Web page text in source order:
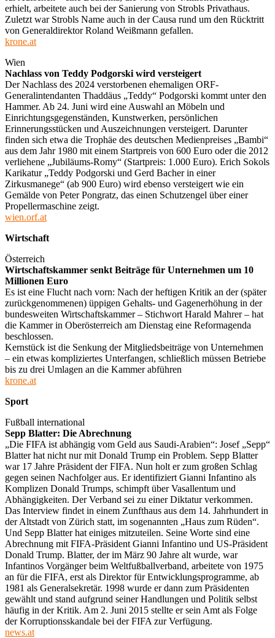
erhielt, arbeitete auch bei der Sanierung von Strobls Privathaus.
Zuletzt war Strobls Name auch in der Causa rund um den Rücktritt
von Generaldirektor Roland Weißmann gefallen.
krone.at
Wien
Nachlass von Teddy Podgorski wird versteigert
Der Nachlass des 2024 verstorbenen ehemaligen ORF-
Generalintendanten Thaddäus „Teddy“ Podgorski kommt unter den
Hammer. Ab 24. Juni wird eine Auswahl an Möbeln und
Einrichtungsgegenständen, Kunstwerken, persönlichen
Erinnerungsstücken und Auszeichnungen versteigert. Darunter
finden sich etwa die Trophäe des deutschen Medienpreises „Bambi“
aus dem Jahr 1980 mit einem Startpreis von 600 Euro oder die 2012
verliehene „Jubiläums-Romy“ (Startpreis: 1.000 Euro). Erich Sokols
Karikatur „Teddy Podgorski und Gerd Bacher in einer
Zirkusmanege“ (ab 900 Euro) wird ebenso versteigert wie ein
Gemälde von Peter Pongratz, das einen Schutzengel über einer
Propellermaschine zeigt.
wien.orf.at
Wirtschaft
Österreich
Wirtschaftskammer senkt Beiträge für Unternehmen um 10
Millionen Euro
Es ist eine Flucht nach vorn: Nach der heftigen Kritik an der (später
zurückgenommenen) üppigen Gehalts- und Gagenerhöhung in der
bundesweiten Wirtschaftskammer – Stichwort Harald Mahrer – hat
die Kammer in Oberösterreich am Dienstag eine Reformagenda
beschlossen.
Kernstück ist die Senkung der Mitgliedsbeiträge von Unternehmen
– ein etwas kompliziertes Unterfangen, schließlich müssen Betriebe
bis zu drei Umlagen an die Kammer abführen
krone.at
Sport
Fußball international
Sepp Blatter: Die Abrechnung
„Die FIFA ist abhängig vom Geld aus Saudi-Arabien“: Josef „Sepp“
Blatter hat nicht nur mit Donald Trump ein Problem. Sepp Blatter
war 17 Jahre Präsident der FIFA. Nun holt er zum großen Schlag
gegen seinen Nachfolger aus. Er identifiziert Gianni Infantino als
Komplizen Donald Trumps, schimpft über Vasallentum und
Abhängigkeiten. Der Verband sei zu einer Diktatur verkommen.
Das Interview findet in einem Zunfthaus aus dem 14. Jahrhundert in
der Altstadt von Zürich statt, im sogenannten „Haus zum Rüden“.
Und Sepp Blatter hat einiges mitzuteilen. Seine Worte sind eine
Abrechnung mit FIFA-Präsident Gianni Infantino und US-Präsident
Donald Trump. Blatter, der im März 90 Jahre alt wurde, war
Infantinos Vorgänger beim Welt­fußballverband, arbeitete von 1975
an für die FIFA, erst als Direktor für Entwicklungsprogramme, ab
1981 als Generalsekretär. 1998 wurde er dann zum Präsidenten
gewählt und stand aufgrund seiner Handlungen und Politik selbst
häufig in der Kritik. Am 2. Juni 2015 stellte er sein Amt als Folge
der Korruptionsskandale bei der FIFA zur Verfügung.
news.at